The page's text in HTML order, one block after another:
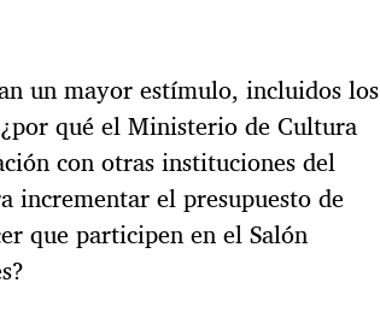
un mayor estímulo, incluidos los
qué el Ministerio de Cultura
con otras instituciones del
incrementar el presupuesto de
que participen en el Salón